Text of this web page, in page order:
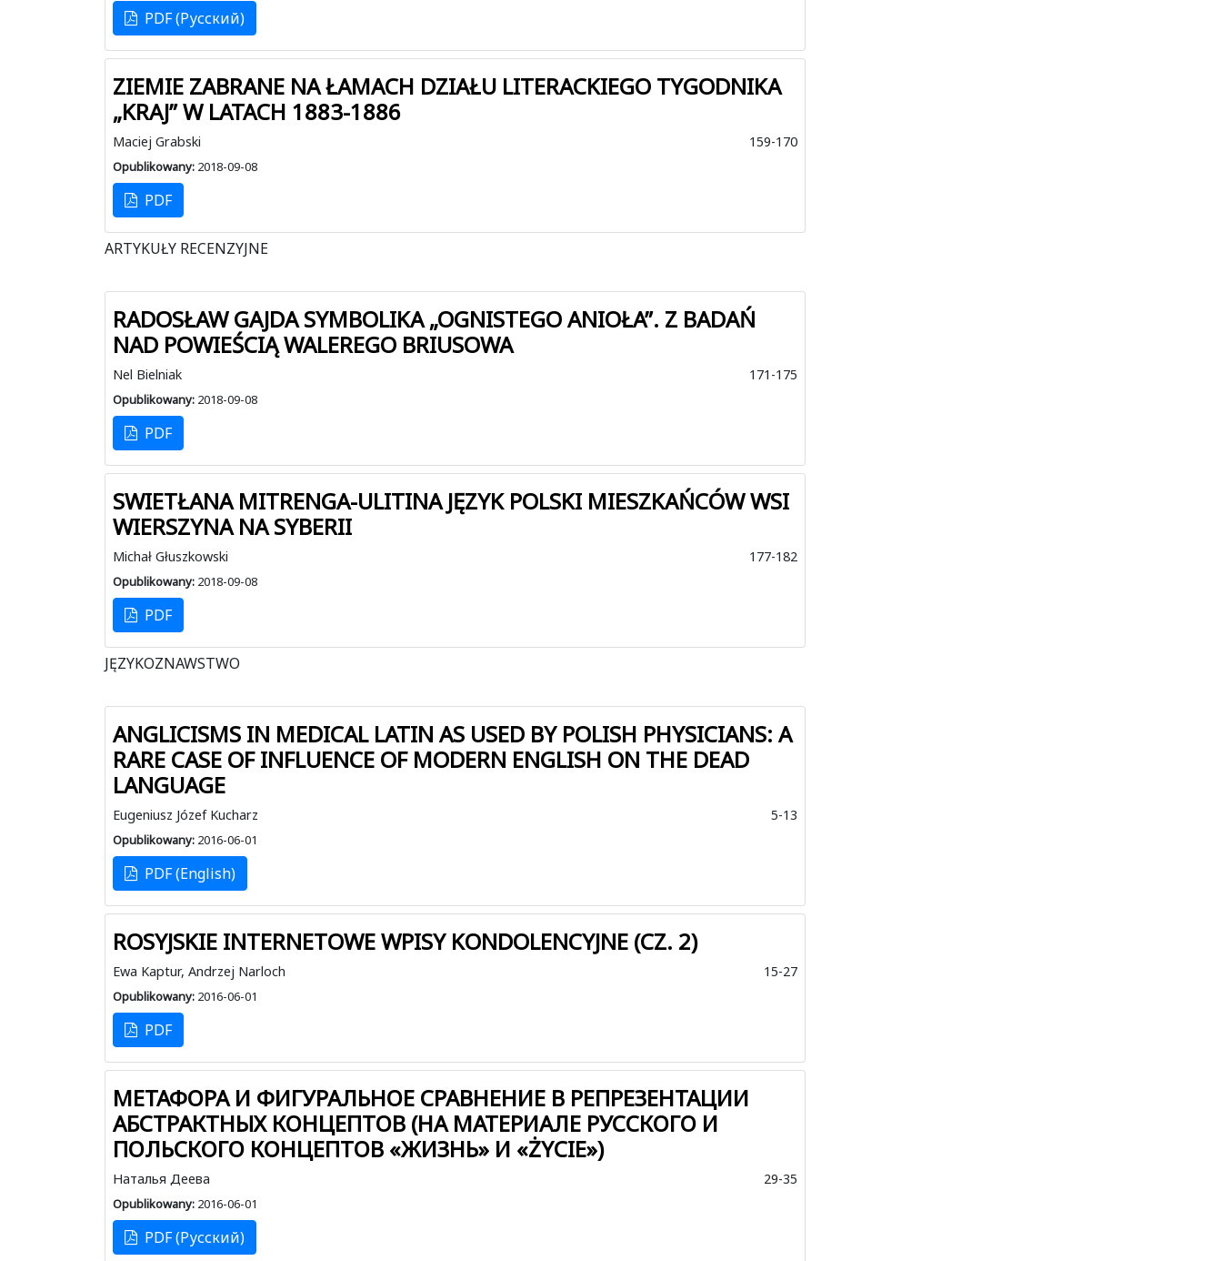
PDF (Русский)
ZIEMIE ZABRANE NA ŁAMACH DZIAŁU LITERACKIEGO TYGODNIKA
„KRAJ” W LATACH 1883-1886
Maciej Grabski 159-170
Opublikowany:2018-09-08
PDF
ARTYKUŁY RECENZYJNE
RADOSŁAW GAJDA SYMBOLIKA „OGNISTEGO ANIOŁA”. Z BADAŃ
NAD POWIEŚCIĄ WALEREGO BRIUSOWA
Nel Bielniak 171-175
Opublikowany:2018-09-08
PDF
SWIETŁANA MITRENGA-ULITINA JĘZYK POLSKI MIESZKAŃCÓW WSI
WIERSZYNA NA SYBERII
Michał Głuszkowski 177-182
Opublikowany:2018-09-08
PDF
JĘZYKOZNAWSTWO
ANGLICISMS IN MEDICAL LATIN AS USED BY POLISH PHYSICIANS: A
RARE CASE OF INFLUENCE OF MODERN ENGLISH ON THE DEAD
LANGUAGE
Eugeniusz Józef Kucharz 5-13
Opublikowany:2016-06-01
PDF (English)
ROSYJSKIE INTERNETOWE WPISY KONDOLENCYJNE (CZ. 2)
Ewa Kaptur, Andrzej Narloch 15-27
Opublikowany:2016-06-01
PDF
МЕТАФОРА И ФИГУРАЛЬНОЕ СРАВНЕНИЕ В РЕПРЕЗЕНТАЦИИ
АБСТРАКТНЫХ КОНЦЕПТОВ (НА МАТЕРИАЛЕ РУССКОГО И
ПОЛЬСКОГО КОНЦЕПТОВ «ЖИЗНЬ» И «ŻYCIE»)
Наталья Деева 29-35
Opublikowany:2016-06-01
PDF (Русский)